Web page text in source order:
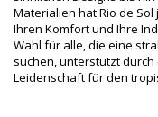
EAN: XS
L (7899810445384), XL
Gewicht: 45g / 0.1lb /
Retuschierte Fotos
Wasch-
Materialien hat Rio de
Ihren Komfort und Ihre
Wahl für alle, die eine
suchen, unterstützt
Leidenschaft für den